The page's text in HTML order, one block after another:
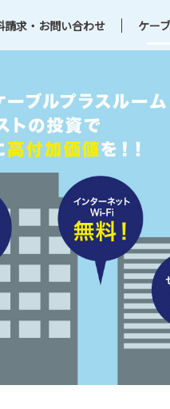
請求・お問い合わせ ケー